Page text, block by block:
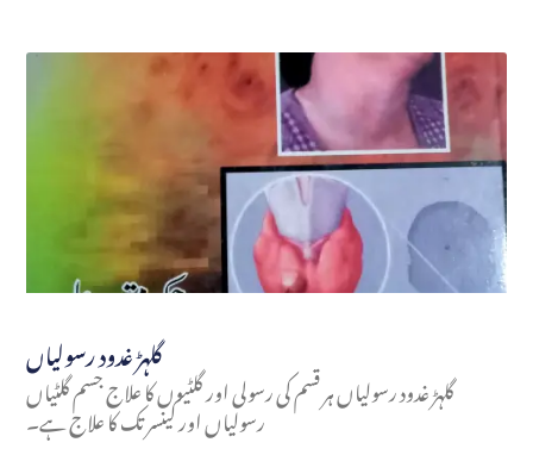
گلہڑ غدود رسولیاں
گلہڑ غدود رسولیاں ہر قسم کی رسولی اور گلٹیوں کا علاج جسم گلٹیاں
رسولیاں اور کینسر تک کا علاج ہے۔